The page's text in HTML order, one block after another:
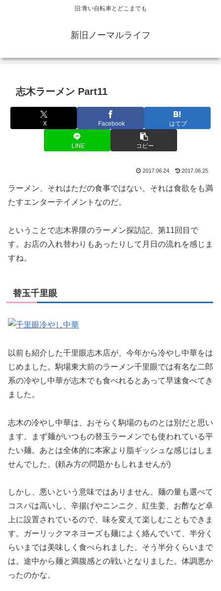
旧:青い自転車とどこまでも
新旧ノーマルライフ
志木ラーメン Part11
X Facebook はてブ
LINE コピー
2017.06.24 2017.06.25
ラーメン、それはただの食事ではない。それは食欲をも満
たすエンターテイメントなのだ。
ということで志木界隈のラーメン探訪記、第11回目で
す。お店の入れ替わりもあったりして月日の流れを感じま
すね。
替玉千里眼
以前も紹介した千里眼志木店が、今年から冷やし中華をは
じめました。駒場東大前のラーメン千里眼では有名な二郎
系の冷やし中華が志木でも食べれるとあって早速食べてき
ました。
志木の冷やし中華は、おそらく駒場のものとは別だと思い
ます。まず麺がいつもの替玉ラーメンでも使われている平
たい麺。あとは全体的に本家より脂ギッシュな感じはしま
せんでした。(頼み方の問題かもしれませんが)
しかし、悪いという意味ではありません。麺の量も選べて
コスパは高いし、辛揚げやニンニク、紅生姜、お酢など卓
上に設置されているので、味を変えて楽しむこともできま
す。ガーリックマネヨーズも麺によく絡んでいて、半分く
らいまでは美味しく食べられました。そう半分くらいまで
は。途中から麺と満腹感との戦いとなりました。体調悪か
ったのかな。